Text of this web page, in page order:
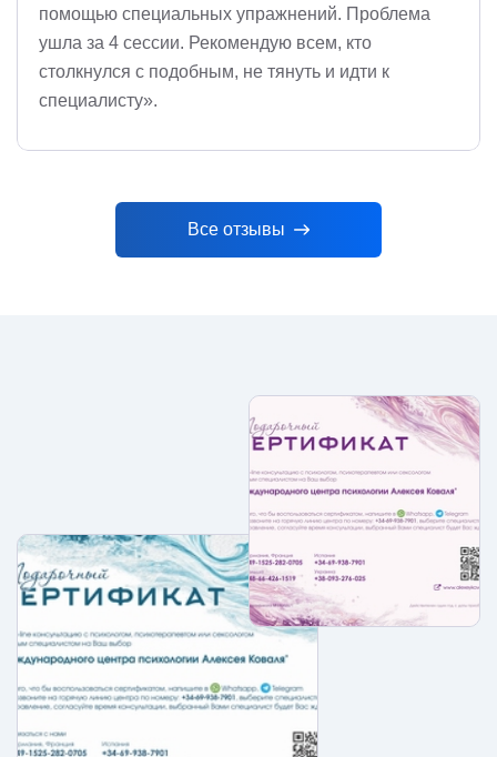
помощью специальных упражнений. Проблема
ушла за 4 сессии. Рекомендую всем, кто
столкнулся с подобным, не тянуть и идти к
специалисту».
Все отзывы